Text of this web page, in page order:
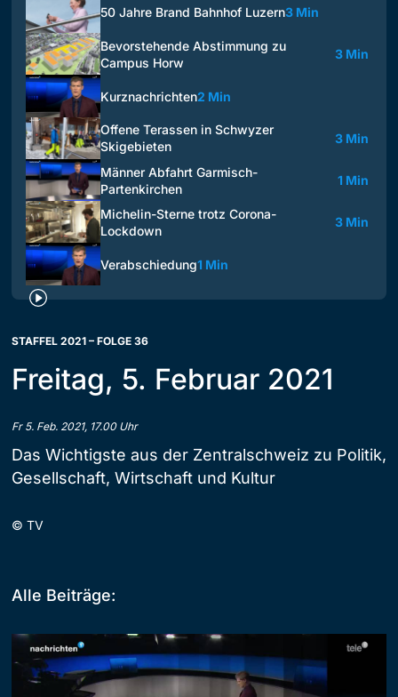
50 Jahre Brand Bahnhof Luzern3 Min
Bevorstehende Abstimmung zu
Campus Horw
3 Min
Kurznachrichten2 Min
Offene Terassen in Schwyzer
Skigebieten
3 Min
Männer Abfahrt Garmisch-
Partenkirchen
1 Min
Michelin-Sterne trotz Corona-
Lockdown
3 Min
Verabschiedung1 Min
STAFFEL 2021 – FOLGE 36
Freitag, 5. Februar 2021
Fr 5. Feb. 2021, 17.00 Uhr
Das Wichtigste aus der Zentralschweiz zu Politik,
Gesellschaft, Wirtschaft und Kultur
© TV
Alle Beiträge: